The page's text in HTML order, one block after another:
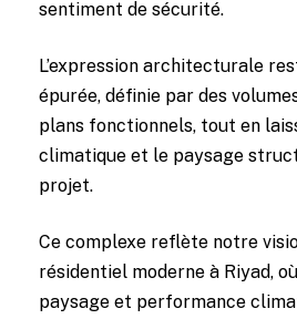
sentiment de sécurité.
L’expression architecturale
épurée, définie par des
plans fonctionnels, tout en
climatique et le paysage
projet.
Ce complexe reflète notre
résidentiel moderne à Riyad,
paysage et performance